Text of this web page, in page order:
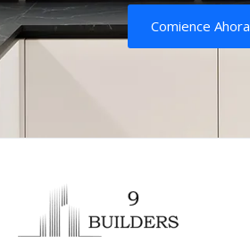
Comience Ahora